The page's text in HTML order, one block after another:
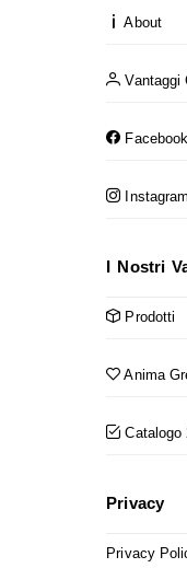
About
Vantaggi
Facebook
Instagram
I Nostri
Prodotti
Anima
Catalogo
Privacy
Privacy